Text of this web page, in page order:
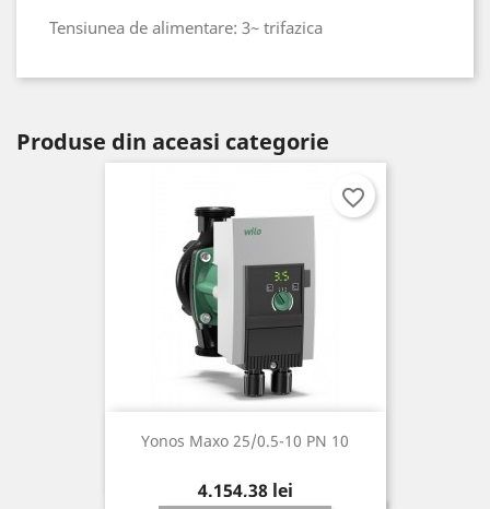
Tensiunea de alimentare: 3~ trifazica
Produse din aceasi categorie
Yonos Maxo 25/0.5-10 PN 10
Pret
4.154,38 lei
favorite_border